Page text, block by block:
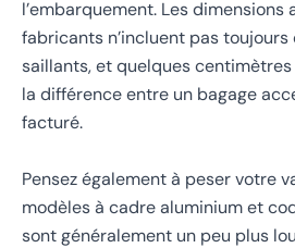
l’embarquement. Les dimensions
fabricants n’incluent pas
saillants, et quelques
la différence entre un bagage
facturé.
Pensez également à peser votre
modèles à cadre aluminium et
sont généralement un peu plus